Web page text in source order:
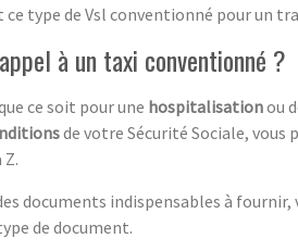
ce type de Vsl conventionné pour un
à un taxi conventionné ?
ce soit pour une hospitalisationou
de votre Sécurité Sociale, vous
documents indispensables à
de document.